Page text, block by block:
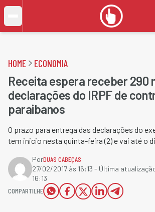
HOME ECONOMIA
Receita espera receber 290
declarações do IRPF de
paraibanos
O prazo para entrega das declarações do
tem inicio nesta quinta-feira (2) e vai até o
PorDUAS CABEÇAS
27/02/2017 às 16:13 - Última
16:13
COMPARTILHE